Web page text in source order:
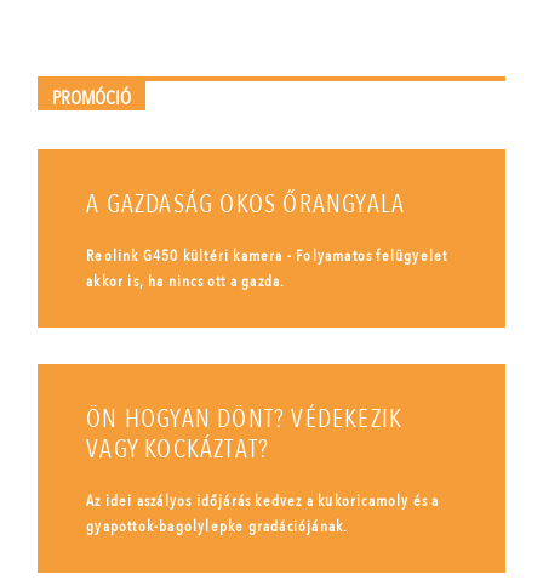
PROMÓCIÓ
A GAZDASÁG OKOS ŐRANGYALA
Reolink G450 kültéri kamera - Folyamatos felügyelet
akkor is, ha nincs ott a gazda.
ÖN HOGYAN DÖNT? VÉDEKEZIK
VAGY KOCKÁZTAT?
Az idei aszályos időjárás kedvez a kukoricamoly és a
gyapottok-bagolylepke gradációjának.